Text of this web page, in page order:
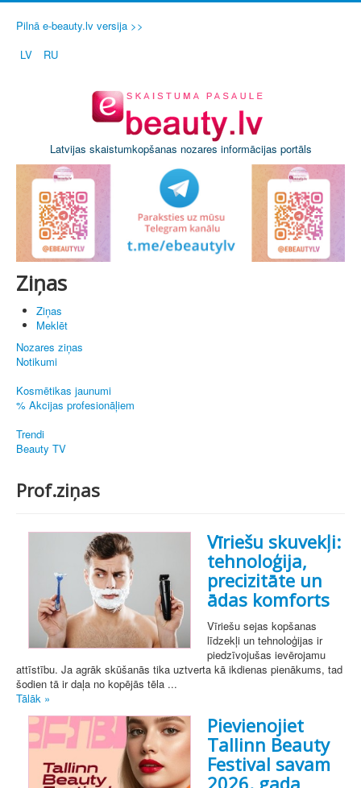
Pilnā e-beauty.lv versija >>
LV
RU
Latvijas skaistumkopšanas nozares informācijas portāls
Ziņas
Ziņas
Meklēt
Nozares ziņas
Notikumi
Kosmētikas jaunumi
% Akcijas profesionāļiem
Trendi
Beauty TV
Prof.ziņas
Vīriešu skuvekļi:
tehnoloģija,
precizitāte un
ādas komforts
Vīriešu sejas kopšanas
līdzekļi un tehnoloģijas ir
piedzīvojušas ievērojamu
attīstību. Ja agrāk skūšanās tika uztverta kā ikdienas pienākums, tad
šodien tā ir daļa no kopējās tēla ...
Tālāk »
Pievienojiet
Tallinn Beauty
Festival savam